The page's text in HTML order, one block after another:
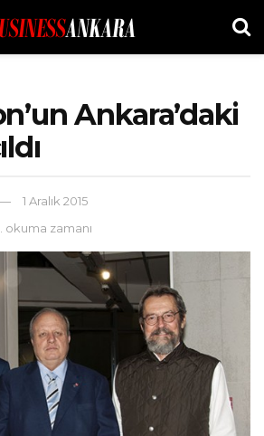
Ankara’daki
1 Aralık 2015
okuma zamanı